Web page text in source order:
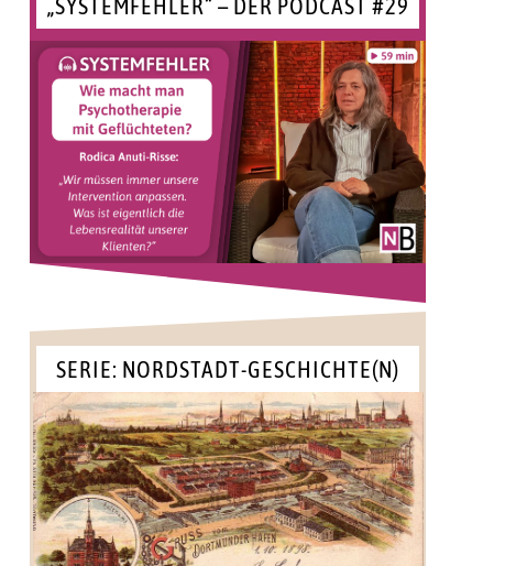
„SYSTEMFEHLER“ – DER PODCAST #29
SERIE: NORDSTADT-GESCHICHTE(N)